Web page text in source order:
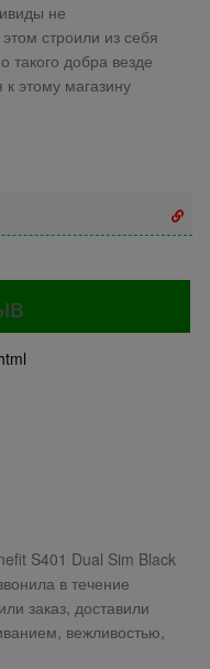
не
строили из себя
такого добра везде
этому магазину
S401 Dual Sim Black
в течение
заказ, доставили
вежливостью,